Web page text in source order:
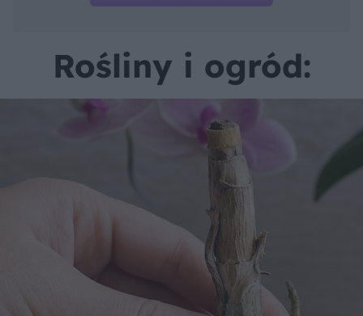
Rośliny i ogród: